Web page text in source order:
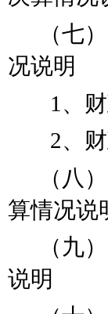
（七
况说明
1、
2、
（八
算情况说
（九
说明